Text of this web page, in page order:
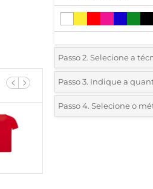
Passo 2. Selecione a
*Selecione o tipo de
1 Cor (Num lado)
Passo 3. Indique a
*Pedido mínimo 40
Passo 4. Selecione o